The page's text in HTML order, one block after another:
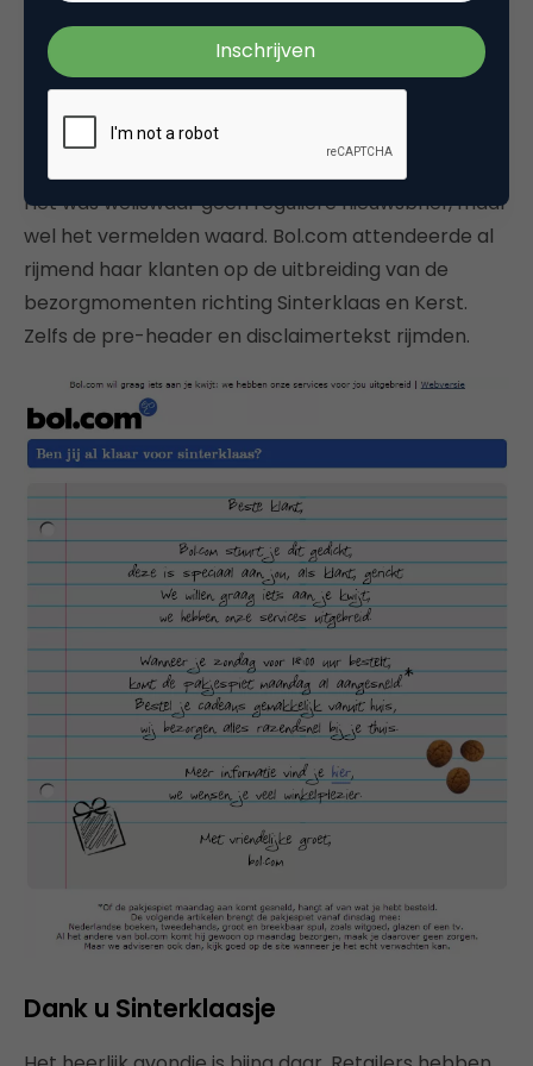
maakte gebruik van het voor de retailer zeer
toepasselijke: “✔ Zwarte Piet ging uit fietsen..”.
Bol.com rijmt zich naar Sinterklaas
Het was weliswaar geen reguliere nieuwsbrief, maar
wel het vermelden waard. Bol.com attendeerde al
rijmend haar klanten op de uitbreiding van de
bezorgmomenten richting Sinterklaas en Kerst.
Zelfs de pre-header en disclaimertekst rijmden.
Dank u Sinterklaasje